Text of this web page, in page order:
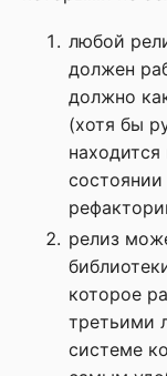
любой
должен
должно
(хотя бы
релиз
которое
третьими
системе